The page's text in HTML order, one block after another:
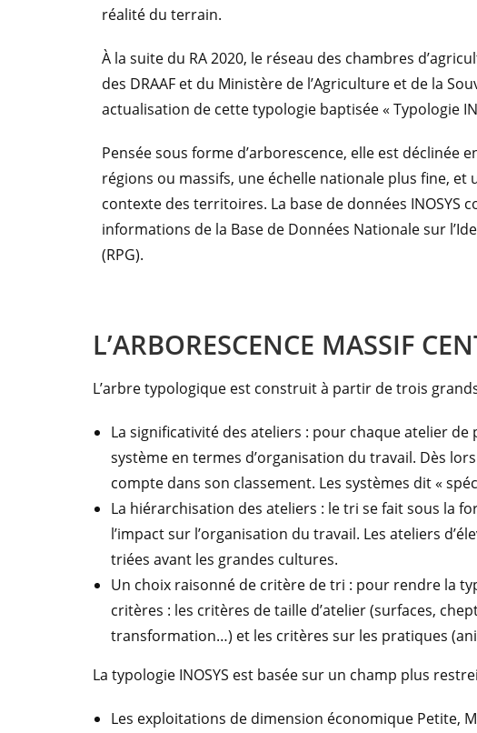
réalité du terrain.
À la suite du RA 2020, le réseau des chambres
des DRAAF et du Ministère de l’Agriculture et de la
actualisation de cette typologie baptisée « Typologie
Pensée sous forme d’arborescence, elle est déclinée
régions ou massifs, une échelle nationale plus fine,
contexte des territoires. La base de données INOSYS
informations de la Base de Données Nationale sur
(RPG).
L’ARBORESCENCE MASSIF
L’arbre typologique est construit à partir de trois
La significativité des ateliers : pour chaque atelier
système en termes d’organisation du travail. Dès
compte dans son classement. Les systèmes dit «
La hiérarchisation des ateliers : le tri se fait sous la
l’impact sur l’organisation du travail. Les ateliers
triées avant les grandes cultures.
Un choix raisonné de critère de tri : pour rendre la
critères : les critères de taille d’atelier (surfaces,
transformation…) et les critères sur les pratiques
La typologie INOSYS est basée sur un champ plus
Les exploitations de dimension économique Petite,